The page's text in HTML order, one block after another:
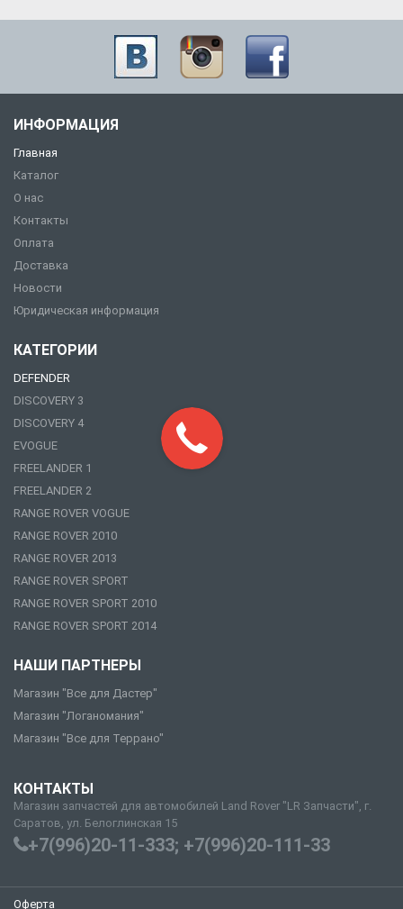
ИНФОРМАЦИЯ
Главная
Каталог
О нас
Контакты
Оплата
Доставка
Новости
Юридическая информация
КАТЕГОРИИ
DEFENDER
DISCOVERY 3
DISCOVERY 4
EVOGUE
FREELANDER 1
FREELANDER 2
RANGE ROVER VOGUE
RANGE ROVER 2010
RANGE ROVER 2013
RANGE ROVER SPORT
RANGE ROVER SPORT 2010
RANGE ROVER SPORT 2014
НАШИ ПАРТНЕРЫ
Магазин "Все для Дастер"
Магазин "Логаномания"
Магазин "Все для Террано"
КОНТАКТЫ
Магазин запчастей для автомобилей Land Rover "LR Запчасти", г.
Саратов, ул. Белоглинская 15
+7(996)20-11-333; +7(996)20-111-33
Оферта